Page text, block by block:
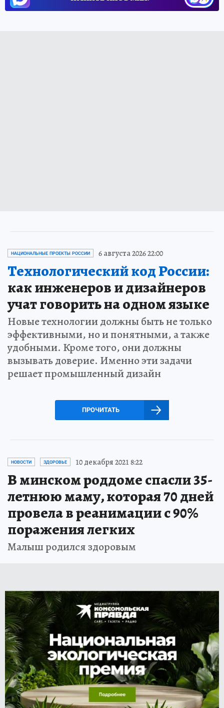
НАЦИОНАЛЬНЫЕ ПРОЕКТЫ РОССИИ 6 августа 2026 22:00
Технологический код России:
как инженеров и дизайнеров
учат говорить на одном языке
Новые технологии должны быть не только
эффективными, но и понятными, а также
удобными. Кроме того, они должны
вызывать доверие. Именно эти задачи
решает промышленный дизайн
ПРОЧИТАТЬ
НОВОСТИ ЗДОРОВЬЕ 10 декабря 2021 8:22
В минском роддоме спасли 35-
летнюю маму, которая 70 дней
провела в реанимации с 90%
поражения легких
Малыш родился здоровым